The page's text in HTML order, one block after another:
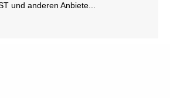
und anderen Anbiete...